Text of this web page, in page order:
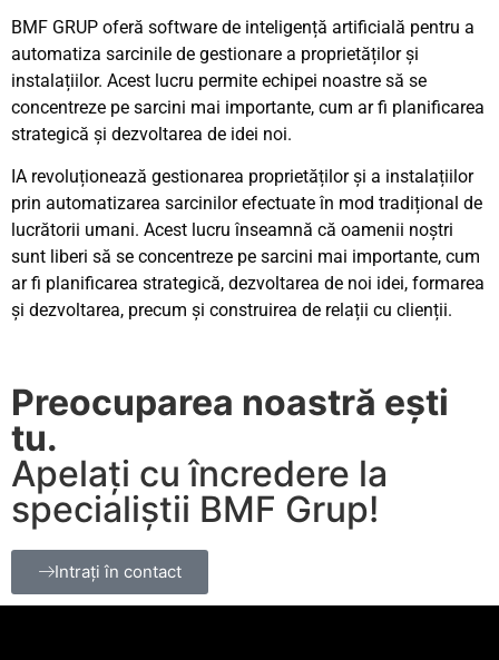
BMF GRUP oferă software de inteligență artificială pentru a
automatiza sarcinile de gestionare a proprietăților și
instalațiilor. Acest lucru permite echipei noastre să se
concentreze pe sarcini mai importante, cum ar fi planificarea
strategică și dezvoltarea de idei noi.
IA revoluționează gestionarea proprietăților și a instalațiilor
prin automatizarea sarcinilor efectuate în mod tradițional de
lucrătorii umani. Acest lucru înseamnă că oamenii noștri
sunt liberi să se concentreze pe sarcini mai importante, cum
ar fi planificarea strategică, dezvoltarea de noi idei, formarea
și dezvoltarea, precum și construirea de relații cu clienții.
Preocuparea noastră ești
tu.
Apelați cu încredere la
specialiștii BMF Grup!
Intrați în contact